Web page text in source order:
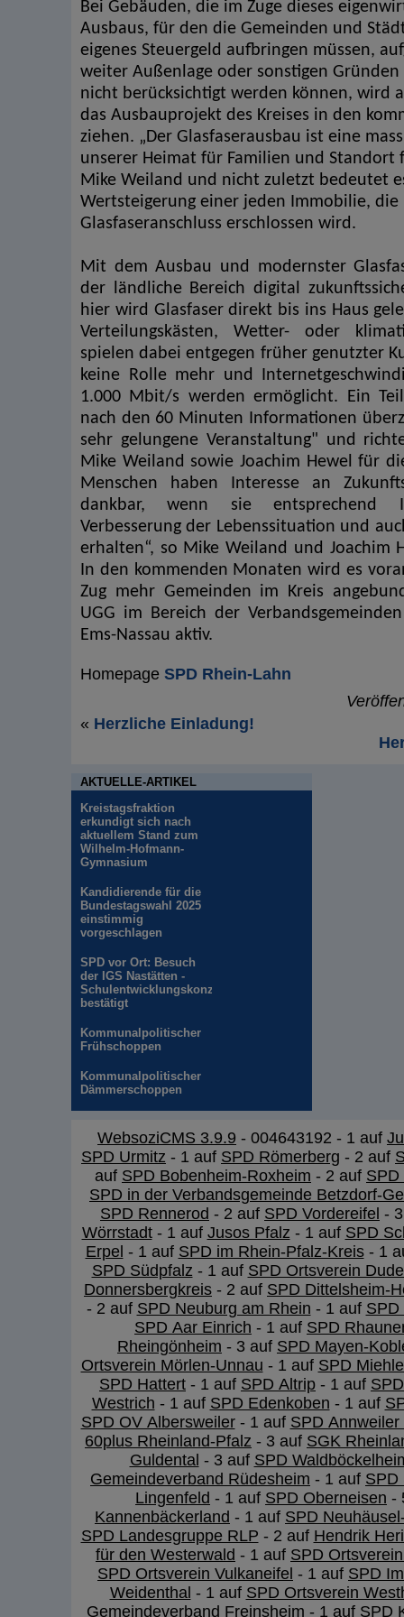
Bei Gebäuden, die im Zuge dieses
Ausbaus, für den die Gemeinden und
eigenes Steuergeld aufbringen müssen,
weiter Außenlage oder sonstigen Gründen
nicht berücksichtigt werden können, wird
das Ausbauprojekt des Kreises in den
ziehen. „Der Glasfaserausbau ist eine
unserer Heimat für Familien und Standort
Mike Weiland und nicht zuletzt bedeutet
Wertsteigerung einer jeden Immobilie,
Glasfaseranschluss erschlossen wird.
Mit dem Ausbau und modernster
der ländliche Bereich digital
hier wird Glasfaser direkt bis ins Haus
Verteilungskästen, Wetter- oder
spielen dabei entgegen früher genutzter
keine Rolle mehr und
1.000 Mbit/s werden ermöglicht. Ein
nach den 60 Minuten Informationen
sehr gelungene Veranstaltung" und
Mike Weiland sowie Joachim Hewel für
Menschen haben Interesse an
dankbar, wenn sie entsprechend
Verbesserung der Lebenssituation und
erhalten“, so Mike Weiland und Joachim
In den kommenden Monaten wird es
Zug mehr Gemeinden im Kreis
UGG im Bereich der
Ems-Nassau aktiv.
Homepage SPD Rhein-Lahn
« Herzliche Einladung!
AKTUELLE-ARTIKEL
Kreistagsfraktion
erkundigt sich nach
aktuellem Stand zum
Wilhelm-Hofmann-
Gymnasium
Kandidierende für die
Bundestagswahl 2025
einstimmig
vorgeschlagen
SPD vor Ort: Besuch
der IGS Nastätten -
Schulentwicklungskonzept
bestätigt
Kommunalpolitischer
Frühschoppen
Kommunalpolitischer
Dämmerschoppen
WebsoziCMS 3.9.9 - 004643192 - 1 auf
SPD Urmitz - 1 auf SPD Römerberg - 2 auf
auf SPD Bobenheim-Roxheim - 2 auf SPD
SPD in der Verbandsgemeinde Betzdorf-
SPD Rennerod - 2 auf SPD Vordereifel -
Wörrstadt- 1 auf Jusos Pfalz - 1 auf SPD
Erpel - 1 auf SPD im Rhein-Pfalz-Kreis- 1
SPD Südpfalz - 1 auf SPD Ortsverein
Donnersbergkreis - 2 auf SPD Dittelsheim-
- 2 auf SPD Neuburg am Rhein - 1 auf SPD
SPD Aar Einrich - 1 auf SPD
Rheingönheim - 3 auf SPD Mayen-
Ortsverein Mörlen-Unnau - 1 auf SPD
SPD Hattert - 1 auf SPD Altrip - 1 auf
Westrich - 1 auf SPD Edenkoben - 1 auf
SPD OV Albersweiler- 1 auf SPD Annweiler
60plus Rheinland-Pfalz - 3 auf SGK
Guldental - 3 auf SPD
Gemeindeverband Rüdesheim - 1 auf SPD
Lingenfeld - 1 auf SPD Oberneisen -
Kannenbäckerland - 1 auf SPD
SPD Landesgruppe RLP - 2 auf Hendrik
für den Westerwald - 1 auf SPD
SPD Ortsverein Vulkaneifel - 1 auf SPD
Weidenthal - 1 auf SPD Ortsverein
Gemeindeverband Freinsheim - 1 auf SPD